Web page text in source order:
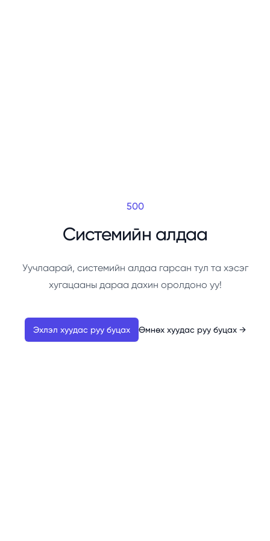
500
Системийн алдаа
Уучлаарай, системийн алдаа гарсан тул та хэсэг
хугацааны дараа дахин оролдоно уу!
Эхлэл хуудас руу буцах Өмнөх хуудас руу буцах →